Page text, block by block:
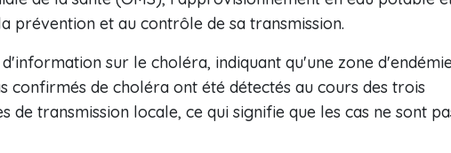
prévention et au contrôle de sa transmission.
sur le choléra, indiquant qu'une zone
confirmés de choléra ont été détectés au cours des trois
de transmission locale, ce qui signifie que les cas ne sont